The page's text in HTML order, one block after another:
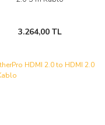
3.264,00 TL